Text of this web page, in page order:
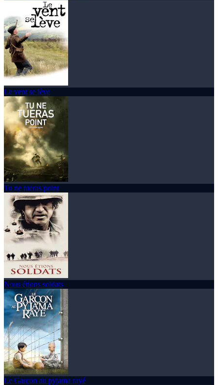
Le vent se lève
Tu ne tueras point
Nous étions soldats
Le Garçon au pyjama rayé